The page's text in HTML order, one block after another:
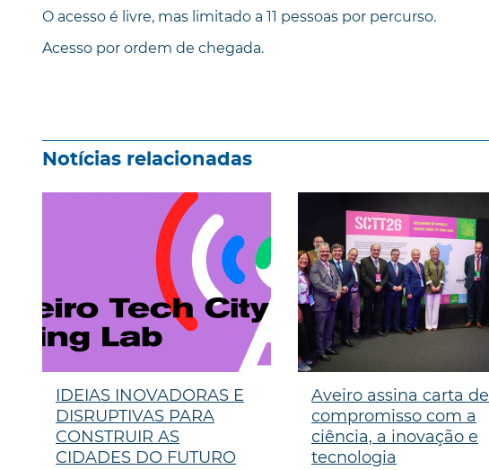
O acesso é livre, mas limitado a 11 pessoas por percurso.
Acesso por ordem de chegada.
Notícias relacionadas
IDEIAS INOVADORAS E
DISRUPTIVAS PARA
CONSTRUIR AS
CIDADES DO FUTURO
Aveiro assina carta de
compromisso com a
ciência, a inovação e
tecnologia